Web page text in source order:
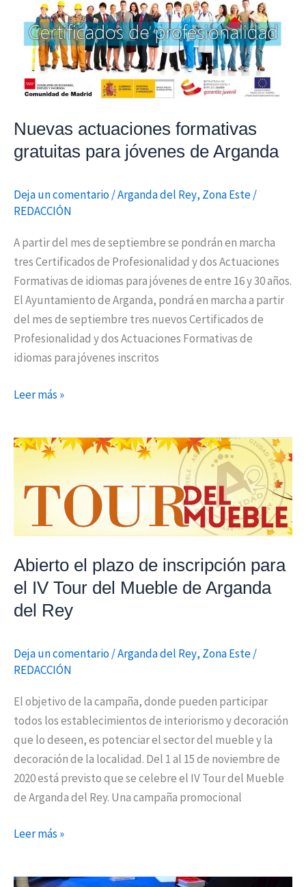
Nuevas actuaciones formativas
gratuitas para jóvenes de Arganda
Deja un comentario/Arganda del Rey, Zona Este/
REDACCIÓN
A partir del mes de septiembre se pondrán en marcha
tres Certificados de Profesionalidad y dos Actuaciones
Formativas de idiomas para jóvenes de entre 16 y 30 años.
El Ayuntamiento de Arganda, pondrá en marcha a partir
del mes de septiembre tres nuevos Certificados de
Profesionalidad y dos Actuaciones Formativas de
idiomas para jóvenes inscritos
jóvenes
Arganda
Leer más »
Abierto el plazo de inscripción para
el IV Tour del Mueble de Arganda
del Rey
Deja un comentario/Arganda del Rey, Zona Este/
REDACCIÓN
El objetivo de la campaña, donde pueden participar
todos los establecimientos de interiorismo y decoración
que lo deseen, es potenciar el sector del mueble y la
decoración de la localidad. Del 1 al 15 de noviembre de
2020 está previsto que se celebre el IV Tour del Mueble
de Arganda del Rey. Una campaña promocional
Abierto
plazo
de
inscripción
el
IV
Tour
del
de
Arganda
del
Rey
Leer más »